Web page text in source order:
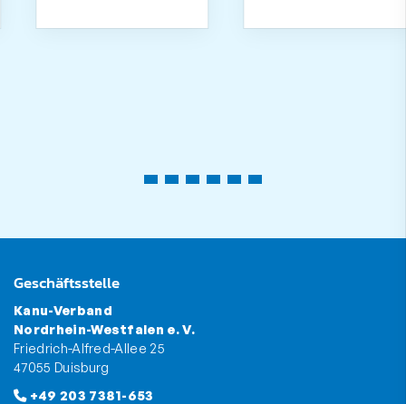
Geschäftsstelle
Kanu-Verband
Nordrhein-Westfalen e. V.
Friedrich-Alfred-Allee 25
47055 Duisburg
+49 203 7381-653